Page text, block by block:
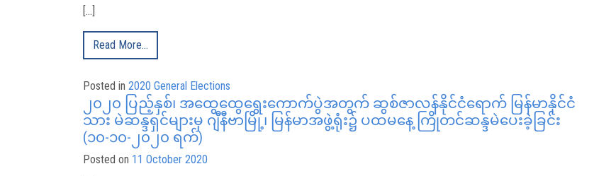
[…]
Read More…
Posted in 2020 General Elections
၂၀၂၀ ပြည့်နှစ်၊ အထွေထွေရွေးကောက်ပွဲအတွက် ဆွစ်ဇာလန်နိုင်ငံရောက် မြန်မာနိုင်ငံ
သား မဲဆန္ဒရှင်များမှ ဂျီနီဗာမြို့၊ မြန်မာအဖွဲ့ရုံး၌ ပထမနေ့ ကြိုတင်ဆန္ဒမဲပေးခဲ့ခြင်း
(၁၀-၁၀-၂၀၂၀ ရက်)
Posted on 11 October 2020